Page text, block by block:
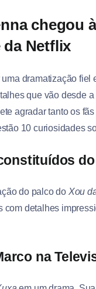
chegou
da Netflix
dramatização fiel
que vão desde
agradar tanto os
10 curiosidades
do palco do Xou
detalhes
na